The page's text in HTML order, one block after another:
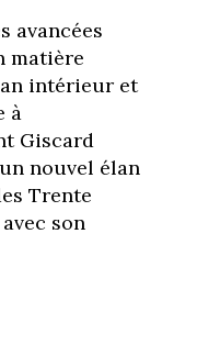
avancées
matière
intérieur et
à
Giscard
nouvel élan
Trente
son